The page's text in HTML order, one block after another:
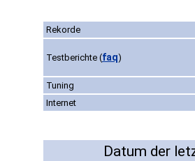
Rekorde
Testberichte (faq)
Tuning
Internet
Datum der